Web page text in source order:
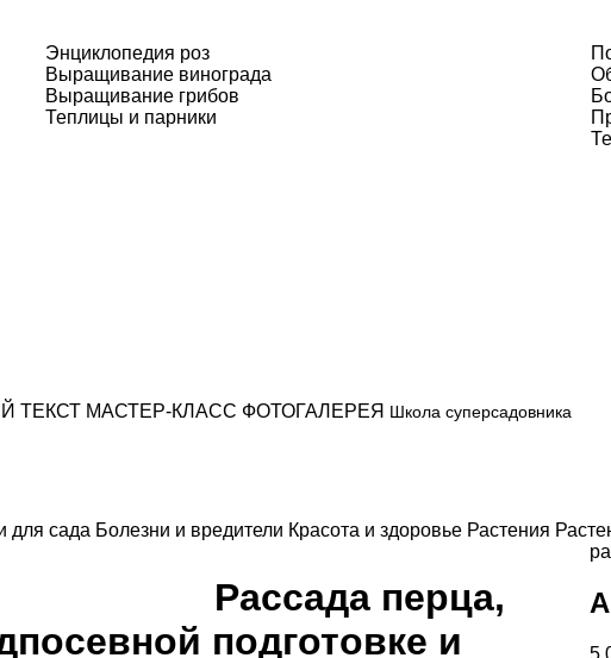
Энциклопедия роз
Выращивание винограда
Выращивание грибов
Теплицы и парники
ТЕКСТ МАСТЕР-КЛАСС ФОТОГАЛЕРЕЯ Школа суперсадовника
для сада Болезни и вредители Красота и здоровье Растения
Рассада перца,
подготовке и
5